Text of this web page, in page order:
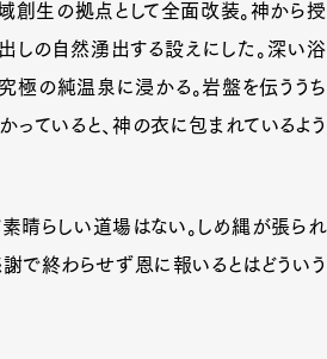
生の拠点として全面改装。神から授
しの自然湧出する設えにした。深い浴
の純温泉に浸かる。岩盤を伝ううち
ていると、神の衣に包まれているよう
晴らしい道場はない。しめ縄が張られ
で終わらせず恩に報いるとはどういう